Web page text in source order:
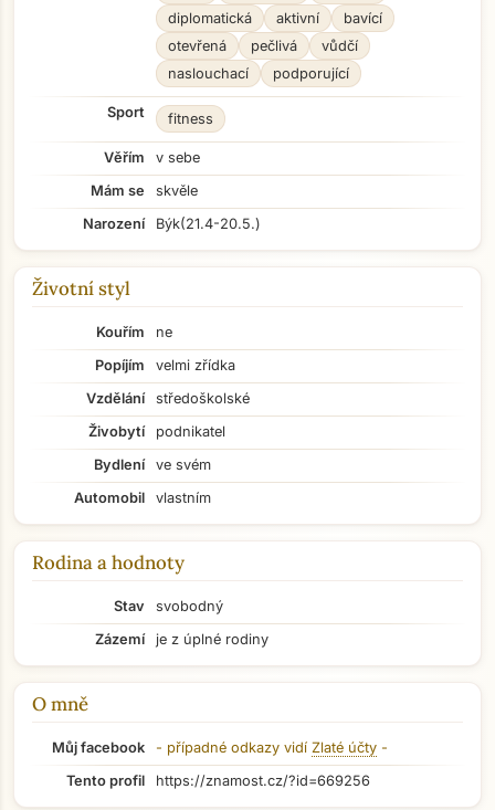
Přejít na hlavní obsah
diplomatická
aktivní
bavící
otevřená
pečlivá
vůdčí
naslouchací
podporující
Sport fitness
Věřím
v sebe
Mám se
skvěle
Narození
Býk(21.4-20.5.)
Životní styl
Kouřím
ne
Popíjím
velmi zřídka
Vzdělání
středoškolské
Živobytí
podnikatel
Bydlení
ve svém
Automobil
vlastním
Rodina a hodnoty
Stav
svobodný
Zázemí
je z úplné rodiny
O mně
Můj facebook - případné odkazy vidí Zlaté účty -
Tento profil
https://znamost.cz/?id=669256